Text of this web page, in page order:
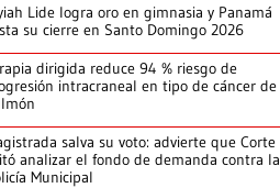
Lide logra oro en gimnasia y Panamá
su cierre en Santo Domingo 2026
dirigida reduce 94 % riesgo de
intracraneal en tipo de cáncer de
salva su voto: advierte que Corte
analizar el fondo de demanda contra la
Municipal